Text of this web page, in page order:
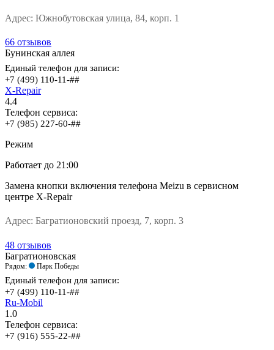
Адрес: Южнобутовская улица, 84, корп. 1
66 отзывов
Бунинская аллея
Единый телефон для записи:
+7 (499) 110-11-##
X-Repair
4.4
Телефон сервиса:
+7 (985) 227-60-##
Режим
Работает до 21:00
Замена кнопки включения телефона Meizu в сервисном
центре X-Repair
Адрес: Багратионовский проезд, 7, корп. 3
48 отзывов
Багратионовская
Рядом: Парк Победы
Единый телефон для записи:
+7 (499) 110-11-##
Ru-Mobil
1.0
Телефон сервиса:
+7 (916) 555-22-##